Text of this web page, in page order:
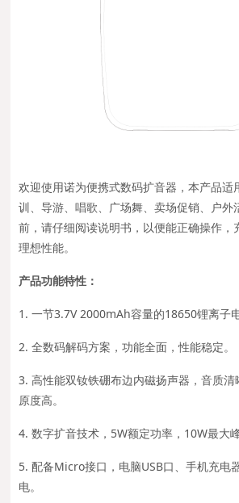
欢迎使用诺为便携式数码扩音器，本产品适
训、导游、唱歌、广场舞、卖场促销、户外
前，请仔细阅读说明书，以便能正确操作，
理想性能。
产品功能特性：
1. 一节3.7V 2000mAh容量的18650锂离子电
2. 全数码解码方案，功能全面，性能稳定。
3. 高性能双钕铁硼布边内磁扬声器，音质
原度高。
4. 数字扩音技术，5W额定功率，10W最大峰
5. 配备Micro接口，电脑USB口、手机充电
电。